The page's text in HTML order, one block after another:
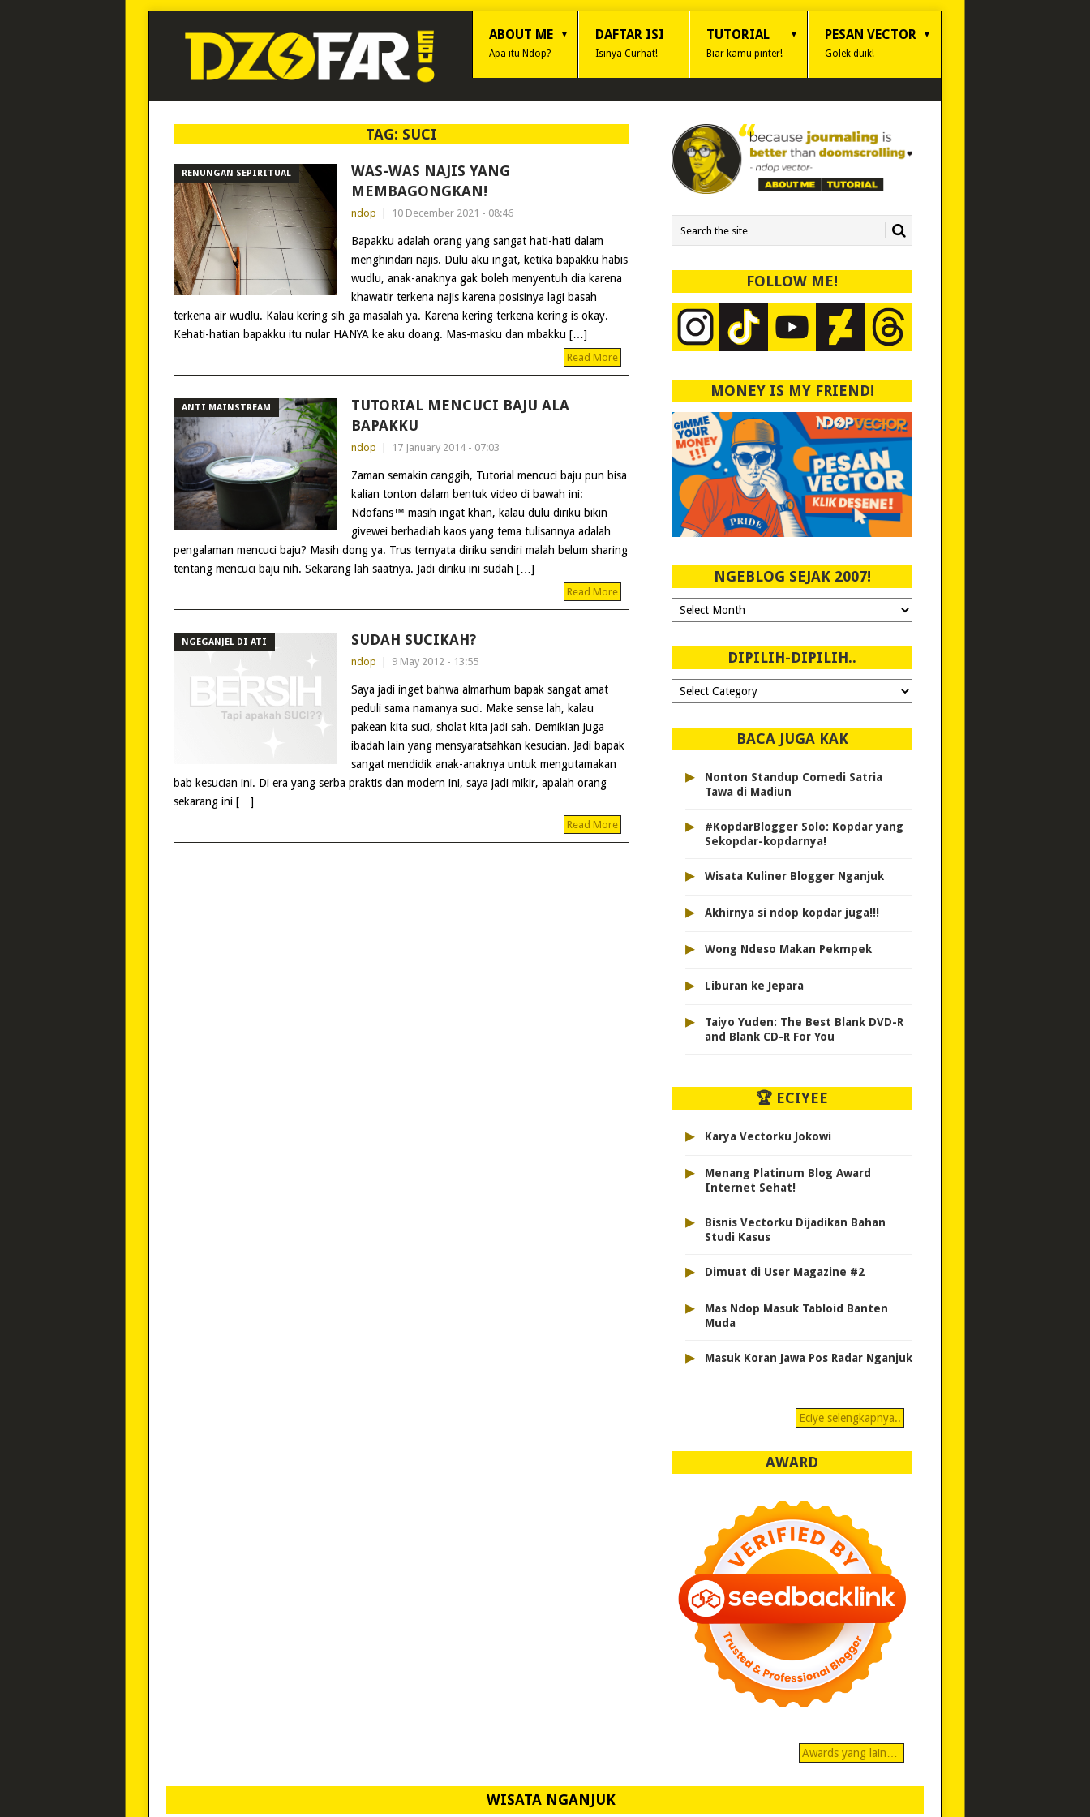
ABOUT ME
Apa itu Ndop?
DAFTAR ISI
Isinya Curhat!
TUTORIAL
Biar kamu pinter!
PESAN VECTOR
Golek duik!
TAG: SUCI
RENUNGAN SEPIRITUAL
WAS-WAS NAJIS YANG
MEMBAGONGKAN!
ndop 10 December 2021 - 08:46
Bapakku adalah orang yang sangat hati-hati dalam
menghindari najis. Dulu aku ingat, ketika bapakku habis
wudlu, anak-anaknya gak boleh menyentuh dia karena
khawatir terkena najis karena posisinya lagi basah
terkena air wudlu. Kalau kering sih ga masalah ya. Karena kering terkena kering is okay.
Kehati-hatian bapakku itu nular HANYA ke aku doang. Mas-masku dan mbakku […]
Read More
ANTI MAINSTREAM
TUTORIAL MENCUCI BAJU ALA
BAPAKKU
ndop 17 January 2014 - 07:03
Zaman semakin canggih, Tutorial mencuci baju pun bisa
kalian tonton dalam bentuk video di bawah ini:
Ndofans™ masih ingat khan, kalau dulu diriku bikin
givewei berhadiah kaos yang tema tulisannya adalah
pengalaman mencuci baju? Masih dong ya. Trus ternyata diriku sendiri malah belum sharing
tentang mencuci baju nih. Sekarang lah saatnya. Jadi diriku ini sudah […]
Read More
NGEGANJEL DI ATI SUDAH SUCIKAH?
ndop 9 May 2012 - 13:55
Saya jadi inget bahwa almarhum bapak sangat amat
peduli sama namanya suci. Make sense lah, kalau
pakean kita suci, sholat kita jadi sah. Demikian juga
ibadah lain yang mensyaratsahkan kesucian. Jadi bapak
sangat mendidik anak-anaknya untuk mengutamakan
bab kesucian ini. Di era yang serba praktis dan modern ini, saya jadi mikir, apalah orang
sekarang ini […]
Read More
FOLLOW ME!
MONEY IS MY FRIEND!
NGEBLOG SEJAK 2007!
Ngeblog
Sejak
DIPILIH-DIPILIH..
Dipilih-
dipilih..
BACA JUGA KAK
▸
Nonton Standup Comedi Satria
Tawa di Madiun
▸
#KopdarBlogger Solo: Kopdar yang
Sekopdar-kopdarnya!
▸ Wisata Kuliner Blogger Nganjuk
▸ Akhirnya si ndop kopdar juga!!!
▸ Wong Ndeso Makan Pekmpek
▸ Liburan ke Jepara
▸
Taiyo Yuden: The Best Blank DVD-R
and Blank CD-R For You
🏆 ECIYEE
▸ Karya Vectorku Jokowi
▸
Menang Platinum Blog Award
Internet Sehat!
▸
Bisnis Vectorku Dijadikan Bahan
Studi Kasus
▸ Dimuat di User Magazine #2
▸
Mas Ndop Masuk Tabloid Banten
Muda
▸ Masuk Koran Jawa Pos Radar Nganjuk
Eciye selengkapnya..
AWARD
Awards yang lain…
WISATA NGANJUK